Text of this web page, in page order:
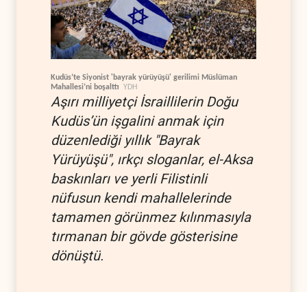
Kudüs’te Siyonist 'bayrak yürüyüşü' gerilimi Müslüman
Mahallesi’ni boşalttı YDH
Aşırı milliyetçi İsraillilerin Doğu
Kudüs’ün işgalini anmak için
düzenlediği yıllık "Bayrak
Yürüyüşü", ırkçı sloganlar, el-Aksa
baskınları ve yerli Filistinli
nüfusun kendi mahallelerinde
tamamen görünmez kılınmasıyla
tırmanan bir gövde gösterisine
dönüştü.